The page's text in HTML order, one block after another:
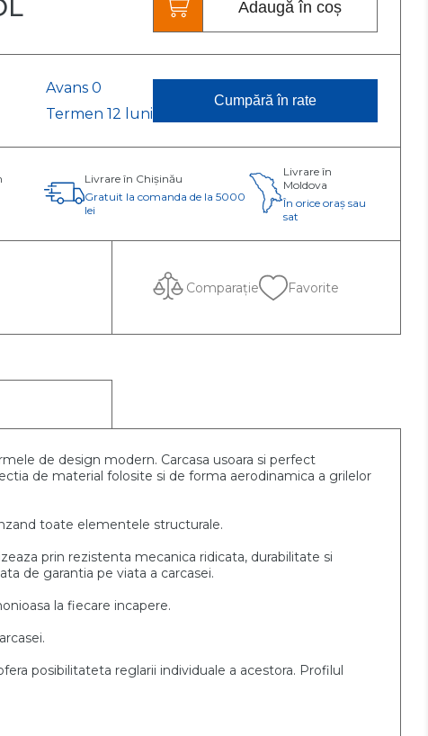
Categoria C
Reparație complexă
Adaugă în coș
Avans 0
Termen 12 luni
Cumpără în rate
Livrare în Chișinău
Gratuit la comanda de la 5000
lei
Livrare în
Moldova
În orice oraș sau
sat
Comparație Favorite
de design modern. Carcasa usoara si perfect
de material folosite si de forma aerodinamica a grilelor
toate elementele structurale.
prin rezistenta mecanica ridicata, durabilitate si
de garantia pe viata a carcasei.
la fiecare incapere.
posibilitateta reglarii individuale a acestora. Profilul